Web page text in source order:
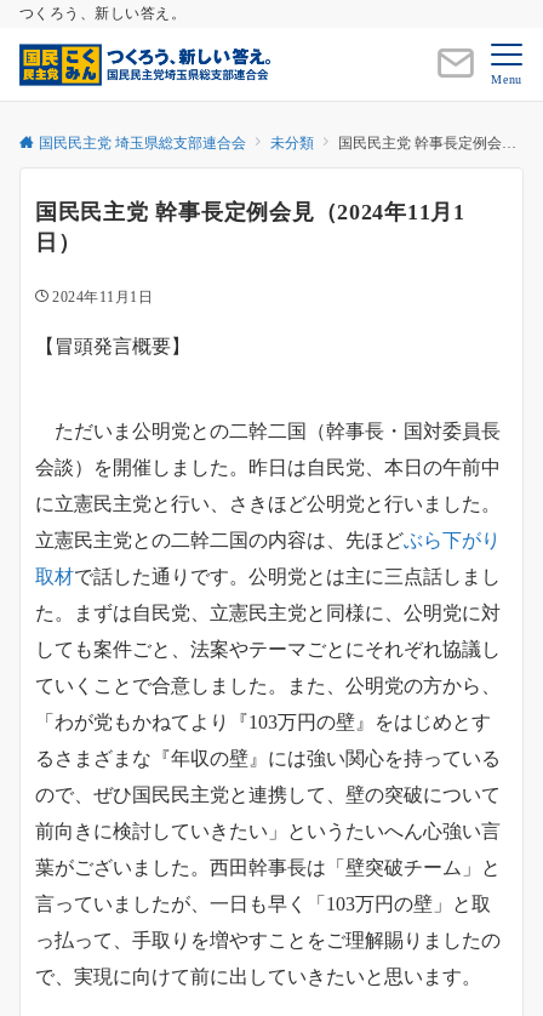
つくろう、新しい答え。
Menu
国民民主党 埼玉県総支部連合会 未分類 国民民主党 幹事長定例会見（2024年11月1日）
国民民主党 幹事長定例会見（2024年11月1
日）
2024年11月1日
【冒頭発言概要】
ただいま公明党との二幹二国（幹事長・国対委員長
会談）を開催しました。昨日は自民党、本日の午前中
に立憲民主党と行い、さきほど公明党と行いました。
立憲民主党との二幹二国の内容は、先ほどぶら下がり
取材で話した通りです。公明党とは主に三点話しまし
た。まずは自民党、立憲民主党と同様に、公明党に対
しても案件ごと、法案やテーマごとにそれぞれ協議し
ていくことで合意しました。また、公明党の方から、
「わが党もかねてより『103万円の壁』をはじめとす
るさまざまな『年収の壁』には強い関心を持っている
ので、ぜひ国民民主党と連携して、壁の突破について
前向きに検討していきたい」というたいへん心強い言
葉がございました。西田幹事長は「壁突破チーム」と
言っていましたが、一日も早く「103万円の壁」と取
っ払って、手取りを増やすことをご理解賜りましたの
で、実現に向けて前に出していきたいと思います。